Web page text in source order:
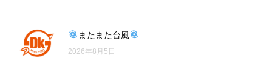
またまた台風
2026年8月5日